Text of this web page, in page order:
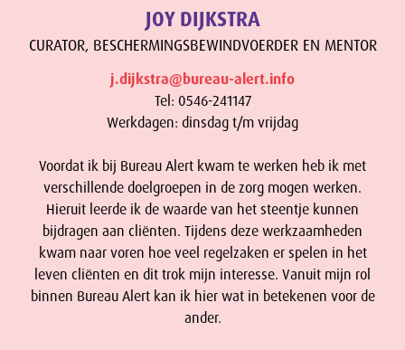
JOY DIJKSTRA
CURATOR, BESCHERMINGSBEWINDVOERDER EN MENTOR
j.dijkstra@bureau-alert.info
Tel: 0546-241147
Werkdagen: dinsdag t/m vrijdag
Voordat ik bij Bureau Alert kwam te werken heb ik met
verschillende doelgroepen in de zorg mogen werken.
Hieruit leerde ik de waarde van het steentje kunnen
bijdragen aan cliënten. Tijdens deze werkzaamheden
kwam naar voren hoe veel regelzaken er spelen in het
leven cliënten en dit trok mijn interesse. Vanuit mijn rol
binnen Bureau Alert kan ik hier wat in betekenen voor de
ander.